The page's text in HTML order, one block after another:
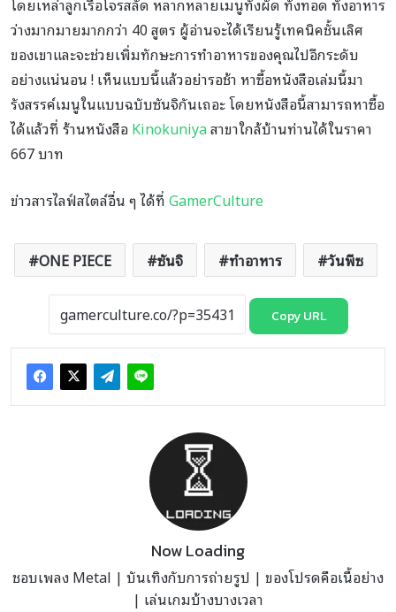
ว่างมากมายมากกว่า 40 สูตร ผู้อ่านจะได้เรียนรู้เทคนิคชั้นเลิศ
ของเขาและจะช่วยเพิ่มทักษะการทำอาหารของคุณไปอีกระดับ
อย่างแน่นอน ! เห็นแบบนี้แล้วอย่ารอช้า หาซื้อหนังสือเล่มนี้มา
รังสรรค์เมนูในแบบฉบับซันจิกันเถอะ โดยหนังสือนี้สามารถหาซื้อ
ได้แล้วที่ ร้านหนังสือKinokuniyaสาขาใกล้บ้านท่านได้ในราคา
667 บาท
ข่าวสารไลฟ์สไตล์อื่น ๆ ได้ที่GamerCulture
ONE PIECE ซันจิ ทำอาหาร วันพีซ
Copy URL
Now Loading
ชอบเพลง Metal | บันเทิงกับการถ่ายรูป | ของโปรดคือเนื้อย่าง
| เล่นเกมบ้างบางเวลา